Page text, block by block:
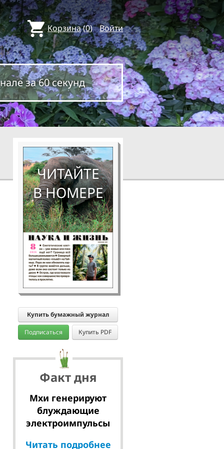
Корзина(0) Войти
за 60 секунд
ЧИТАЙТЕ
В НОМЕРЕ
Купить бумажный журнал
Подписаться Купить PDF
Факт дня
Мхи генерируют
блуждающие
электроимпульсы
Читать подробнее